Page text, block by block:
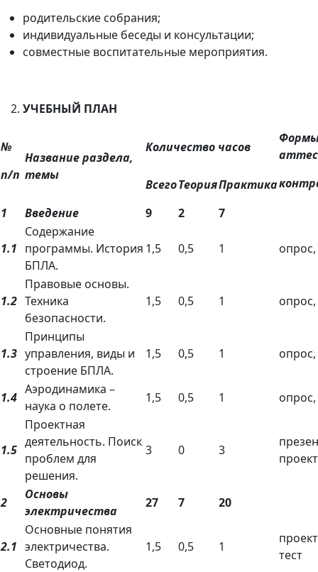
родительские собрания;
индивидуальные беседы и консультации;
совместные воспитательные мероприятия.
УЧЕБНЫЙ ПЛАН
№
п/п
Название раздела,
темы
Количество часов
ВсегоТеорияПрактика
1
Введение 9 2 7
1.1
Содержание
программы. История
БПЛА.
1,5 0,5 1 опрос,
1.2
Правовые основы.
Техника
безопасности.
1,5 0,5 1 опрос,
1.3
Принципы
управления, виды и
строение БПЛА.
1,5 0,5 1 опрос,
1.4
Аэродинамика –
наука о полете.
1,5 0,5 1 опрос,
1.5
Проектная
деятельность. Поиск
проблем для
решения.
3 0 3
2
Основы
электричества
27 7 20
2.1
Основные понятия
электричества.
Светодиод.
1,5 0,5 1
тест